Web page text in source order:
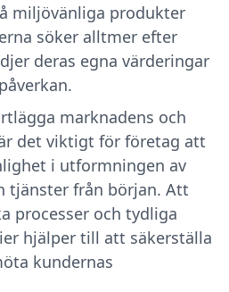
miljövänliga produkter
söker alltmer efter
deras egna värderingar
marknadens och
det viktigt för företag att
i utformningen av
tjänster från början. Att
processer och tydliga
hjälper till att säkerställa
kundernas